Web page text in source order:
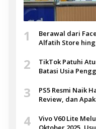
1
Berawal dari
Alfatih Store
2
TikTok Patuhi
Batasi Usia
3
PS5 Resmi Naik
Review, dan
4
Vivo V60 Lite